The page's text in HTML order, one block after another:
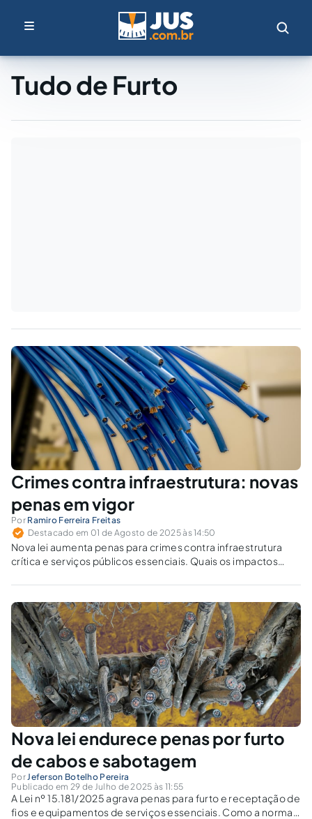
Tudo de Furto
Crimes contra infraestrutura: novas
penas em vigor
Por Ramiro Ferreira Freitas
Destacado em 01 de Agosto de 2025 às 14:50
Nova lei aumenta penas para crimes contra infraestrutura
crítica e serviços públicos essenciais. Quais os impactos
Nova lei endurece penas por furto
de cabos e sabotagem
Por Jeferson Botelho Pereira
Publicado em 29 de Julho de 2025 às 11:55
A Lei nº 15.181/2025 agrava penas para furto e receptação de
fios e equipamentos de serviços essenciais. Como a norma